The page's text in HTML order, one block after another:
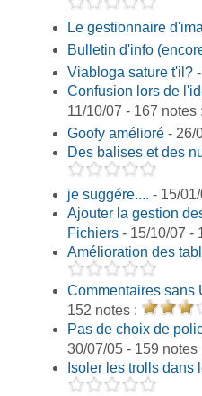
Le gestionnaire
Bulletin d'info
Viabloga sature t'il?
Confusion lors de
11/10/07 - 167 notes :
Goofy amélioré - 26/
Des balises et des
je suggére.... - 15/
Ajouter la gestion
Fichiers - 15/10/07 -
Amélioration des
Commentaires sans
152 notes :
Pas de choix de
30/07/05 - 159 notes
Isoler les trolls dans